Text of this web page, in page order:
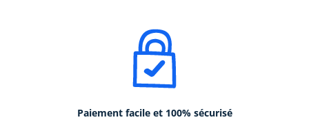
Paiement facile et 100% sécurisé